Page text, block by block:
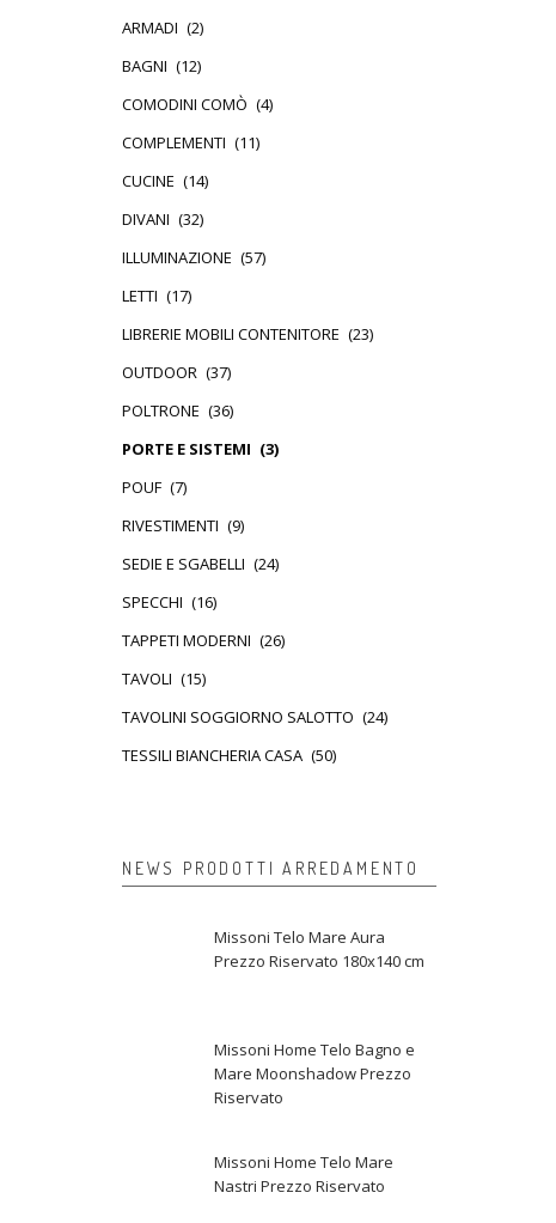
ARMADI (2)
BAGNI (12)
COMODINI COMÒ (4)
COMPLEMENTI (11)
CUCINE (14)
DIVANI (32)
ILLUMINAZIONE (57)
LETTI (17)
LIBRERIE MOBILI CONTENITORE (23)
OUTDOOR (37)
POLTRONE (36)
PORTE E SISTEMI (3)
POUF (7)
RIVESTIMENTI (9)
SEDIE E SGABELLI (24)
SPECCHI (16)
TAPPETI MODERNI (26)
TAVOLI (15)
TAVOLINI SOGGIORNO SALOTTO (24)
TESSILI BIANCHERIA CASA (50)
NEWS PRODOTTI ARREDAMENTO
Missoni Telo Mare Aura
Prezzo Riservato 180x140 cm
Missoni Home Telo Bagno e
Mare Moonshadow Prezzo
Riservato
Missoni Home Telo Mare
Nastri Prezzo Riservato